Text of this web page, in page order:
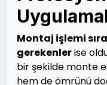
Montaj işlemi
gerekenlerise
bir şekilde monte
hem de ömrünü